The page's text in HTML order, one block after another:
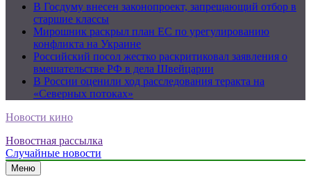
В Госдуму внесен законопроект, запрещающий отбор в
старшие классы
Мирошник раскрыл план ЕС по урегулированию
конфликта на Украине
Российский посол жестко раскритиковал заявления о
вмешательстве РФ в дела Швейцарии
В России оценили ход расследования теракта на
«Северных потоках»
Новости кино
Новостная рассылка
Случайные новости
Меню